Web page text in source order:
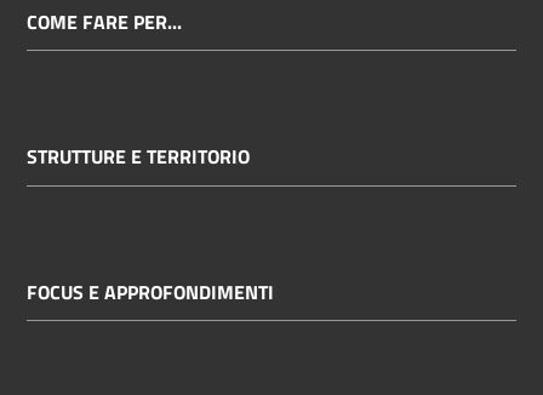
COME FARE PER...
STRUTTURE E TERRITORIO
FOCUS E APPROFONDIMENTI